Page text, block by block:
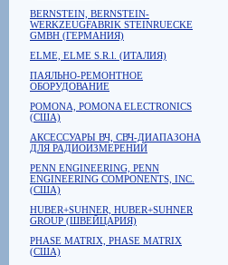
BERNSTEIN, BERNSTEIN-
WERKZEUGFABRIK STEINRUECKE
GMBH (ГЕРМАНИЯ)
ELME, ELME S.R.l. (ИТАЛИЯ)
ПАЯЛЬНО-РЕМОНТНОЕ
ОБОРУДОВАНИЕ
POMONA, POMONA ELECTRONICS
(США)
АКСЕССУАРЫ ВЧ, СВЧ-ДИАПАЗОНА
ДЛЯ РАДИОИЗМЕРЕНИЙ
PENN ENGINEERING, PENN
ENGINEERING COMPONENTS, INC.
(США)
HUBER+SUHNER, HUBER+SUHNER
GROUP (ШВЕЙЦАРИЯ)
PHASE MATRIX, PHASE MATRIX
(США)